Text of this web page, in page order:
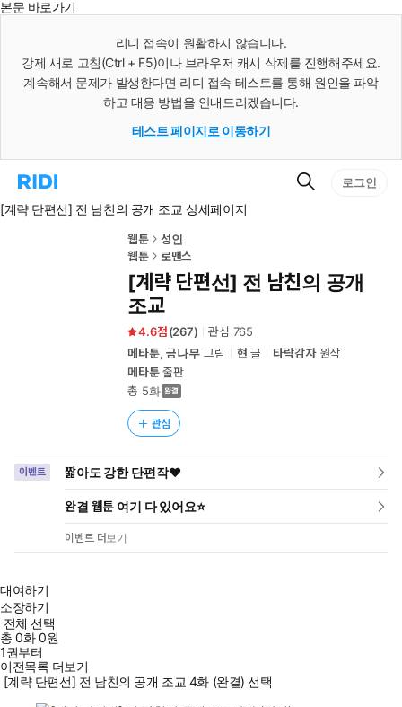
본문 바로가기
리디 접속이 원활하지 않습니다.
강제 새로 고침(Ctrl + F5)이나 브라우저 캐시 삭제를 진행해주세요.
계속해서 문제가 발생한다면 리디 접속 테스트를 통해 원인을 파악
하고 대응 방법을 안내드리겠습니다.
테스트 페이지로 이동하기
리
홈
검
로그인
[계략 단편선] 전 남친의 공개 조교 상세페이지
웹툰
성인
웹툰
로맨스
[계략 단편선] 전 남친의 공개
조교
4.6 (267) 관심 765
메타툰,금나무 그림 현 글 타락감자원작
메타툰출판
총 5화
관심
이벤트 짧아도 강한 단편작❤️
완결 웹툰 여기 다 있어요⭐
이벤트 더보기
대여하기
소장하기
전체 선택
총0화0원
1권부터
이전목록 더보기
[계략 단편선] 전 남친의 공개 조교 4화 (완결) 선택